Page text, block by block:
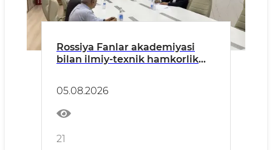
Rossiya Fanlar akademiyasi
bilan ilmiy-texnik hamkorlik
05.08.2026
21